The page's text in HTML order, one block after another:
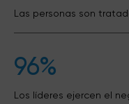
Las personas son
96%
Los líderes ejercen el